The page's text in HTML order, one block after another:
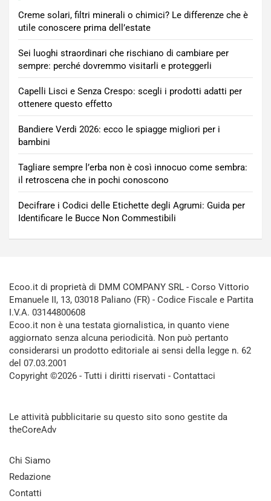
Creme solari, filtri minerali o chimici? Le differenze che è
utile conoscere prima dell’estate
Sei luoghi straordinari che rischiano di cambiare per
sempre: perché dovremmo visitarli e proteggerli
Capelli Lisci e Senza Crespo: scegli i prodotti adatti per
ottenere questo effetto
Bandiere Verdi 2026: ecco le spiagge migliori per i
bambini
Tagliare sempre l’erba non è così innocuo come sembra:
il retroscena che in pochi conoscono
Decifrare i Codici delle Etichette degli Agrumi: Guida per
Identificare le Bucce Non Commestibili
Ecoo.it di proprietà di DMM COMPANY SRL - Corso Vittorio
Emanuele II, 13, 03018 Paliano (FR) - Codice Fiscale e Partita
I.V.A. 03144800608
Ecoo.it non è una testata giornalistica, in quanto viene
aggiornato senza alcuna periodicità. Non può pertanto
considerarsi un prodotto editoriale ai sensi della legge n. 62
del 07.03.2001
Copyright ©2026 - Tutti i diritti riservati - Contattaci
Le attività pubblicitarie su questo sito sono gestite da
theCoreAdv
Chi Siamo
Redazione
Contatti